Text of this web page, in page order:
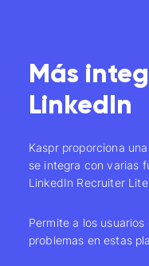
Más
LinkedIn
Kaspr proporciona
se integra con varias
LinkedIn Recruiter
Permite a los
problemas en estas